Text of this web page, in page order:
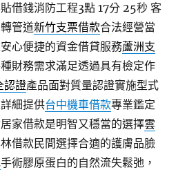
借錢消防工程3點 17分 25秒 客
管道新竹支票借款合法經營當
心便捷的資金借貸服務蘆洲支
財務需求滿足透過具有檢定作
認證產品面對質量認證實施型式
細提供台中機車借款專業鑑定
家借款是明智又穩當的選擇雲
借款民間選擇合適的護膚品臉
手術膠原蛋白的自然流失鬆弛，